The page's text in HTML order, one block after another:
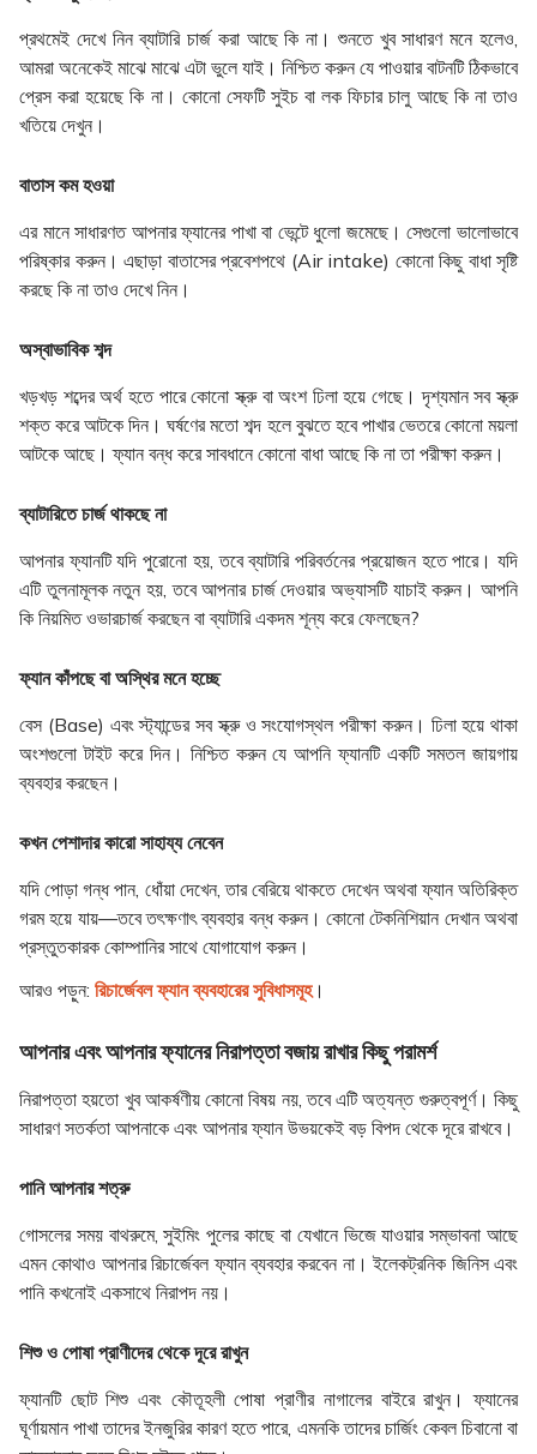
প্রথমেই দেখে নিন ব্যাটারি চার্জ করা আছে কি না। শুনতে খুব সাধারণ মনে হলেও,
আমরা অনেকেই মাঝে মাঝে এটা ভুলে যাই। নিশ্চিত করুন যে পাওয়ার বাটনটি ঠিকভাবে
প্রেস করা হয়েছে কি না। কোনো সেফটি সুইচ বা লক ফিচার চালু আছে কি না তাও
খতিয়ে দেখুন।
বাতাস কম হওয়া
এর মানে সাধারণত আপনার ফ্যানের পাখা বা ভেন্টে ধুলো জমেছে। সেগুলো ভালোভাবে
পরিষ্কার করুন। এছাড়া বাতাসের প্রবেশপথে (Air intake) কোনো কিছু বাধা সৃষ্টি
করছে কি না তাও দেখে নিন।
অস্বাভাবিক শব্দ
খড়খড় শব্দের অর্থ হতে পারে কোনো স্ক্রু বা অংশ ঢিলা হয়ে গেছে। দৃশ্যমান সব স্ক্রু
শক্ত করে আটকে দিন। ঘর্ষণের মতো শব্দ হলে বুঝতে হবে পাখার ভেতরে কোনো ময়লা
আটকে আছে। ফ্যান বন্ধ করে সাবধানে কোনো বাধা আছে কি না তা পরীক্ষা করুন।
ব্যাটারিতে চার্জ থাকছে না
আপনার ফ্যানটি যদি পুরোনো হয়, তবে ব্যাটারি পরিবর্তনের প্রয়োজন হতে পারে। যদি
এটি তুলনামূলক নতুন হয়, তবে আপনার চার্জ দেওয়ার অভ্যাসটি যাচাই করুন। আপনি
কি নিয়মিত ওভারচার্জ করছেন বা ব্যাটারি একদম শূন্য করে ফেলছেন?
ফ্যান কাঁপছে বা অস্থির মনে হচ্ছে
বেস (Base) এবং স্ট্যান্ডের সব স্ক্রু ও সংযোগস্থল পরীক্ষা করুন। ঢিলা হয়ে থাকা
অংশগুলো টাইট করে দিন। নিশ্চিত করুন যে আপনি ফ্যানটি একটি সমতল জায়গায়
ব্যবহার করছেন।
কখন পেশাদার কারো সাহায্য নেবেন
যদি পোড়া গন্ধ পান, ধোঁয়া দেখেন, তার বেরিয়ে থাকতে দেখেন অথবা ফ্যান অতিরিক্ত
গরম হয়ে যায়—তবে তৎক্ষণাৎ ব্যবহার বন্ধ করুন। কোনো টেকনিশিয়ান দেখান অথবা
প্রস্তুতকারক কোম্পানির সাথে যোগাযোগ করুন।
আরও পড়ুন: রিচার্জেবল ফ্যান ব্যবহারের সুবিধাসমূহ।
আপনার এবং আপনার ফ্যানের নিরাপত্তা বজায় রাখার কিছু পরামর্শ
নিরাপত্তা হয়তো খুব আকর্ষণীয় কোনো বিষয় নয়, তবে এটি অত্যন্ত গুরুত্বপূর্ণ। কিছু
সাধারণ সতর্কতা আপনাকে এবং আপনার ফ্যান উভয়কেই বড় বিপদ থেকে দূরে রাখবে।
পানি আপনার শত্রু
গোসলের সময় বাথরুমে, সুইমিং পুলের কাছে বা যেখানে ভিজে যাওয়ার সম্ভাবনা আছে
এমন কোথাও আপনার রিচার্জেবল ফ্যান ব্যবহার করবেন না। ইলেকট্রনিক জিনিস এবং
পানি কখনোই একসাথে নিরাপদ নয়।
শিশু ও পোষা প্রাণীদের থেকে দূরে রাখুন
ফ্যানটি ছোট শিশু এবং কৌতূহলী পোষা প্রাণীর নাগালের বাইরে রাখুন। ফ্যানের
ঘূর্ণায়মান পাখা তাদের ইনজুরির কারণ হতে পারে, এমনকি তাদের চার্জিং কেবল চিবানো বা